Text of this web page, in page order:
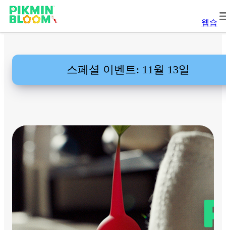
웹숍
스페셜 이벤트: 11월 13일